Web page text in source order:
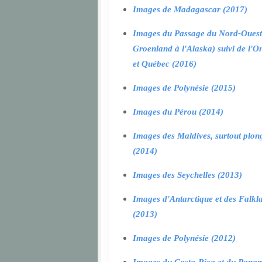
Images de Madagascar (2017)
Images du Passage du Nord-
Groenland à l'Alaska) suivi de
et Québec (2016)
Images de Polynésie (2015)
Images du Pérou (2014)
Images des Maldives, surtout
(2014)
Images des Seychelles (2013)
Images d'Antarctique et des
(2013)
Images de Polynésie (2012)